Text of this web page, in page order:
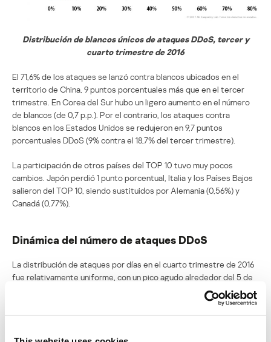
Distribución de blancos únicos de ataques DDoS, tercer y
cuarto trimestre de 2016
El 71,6% de los ataques se lanzó contra blancos ubicados en el
territorio de China, 9 puntos porcentuales más que en el tercer
trimestre. En Corea del Sur hubo un ligero aumento en el número
de blancos (de 0,7 p.p.). Por el contrario, los ataques contra
blancos en los Estados Unidos se redujeron en 9,7 puntos
porcentuales DDoS (9% contra el 18,7% del tercer trimestre).
La participación de otros países del TOP 10 tuvo muy pocos
cambios. Japón perdió 1 punto porcentual, Italia y los Países Bajos
salieron del TOP 10, siendo sustituidos por Alemania (0,56%) y
Canadá (0,77%).
Dinámica del número de ataques DDoS
La distribución de ataques por días en el cuarto trimestre de 2016
fue relativamente uniforme, con un pico agudo alrededor del 5 de
noviembre, cuando se observó el mayor número de ataques (1915
ataques), que es el índice más alto para todo el 2016. El día más